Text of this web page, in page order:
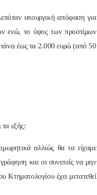
υπουργική απόφαση για
ενώ, το ύψος των προστίμων
έως τα 2.000 ευρώ (από 50
εξής:
αλλιώς θα τα είχαμε
και οι συνεπείς να μην
έχει μετατεθεί